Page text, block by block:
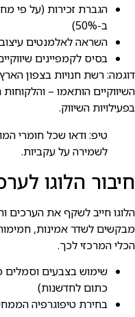
הגברת זכירות (על פי
ב-50%)
השראה לאלמנטים
בסיס לקמפיינים
דוגמה: רשת חנויות בצפון
בפעילויות השיווק.
טיפ: ודאו שכל חומרי
לשמירה על עקביות.
חיבור הלוגו
הלוגו חייב לשקף את הערכים
מבקשים לשדר אמינות,
הכלי המרכזי לכך.
שימוש בצבעים וסמלים
כתום לחדשנות)
בחירת טיפוגרפיה